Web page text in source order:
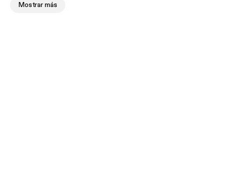
tired of the robotic voice of your screen reader, or
Mostrar más